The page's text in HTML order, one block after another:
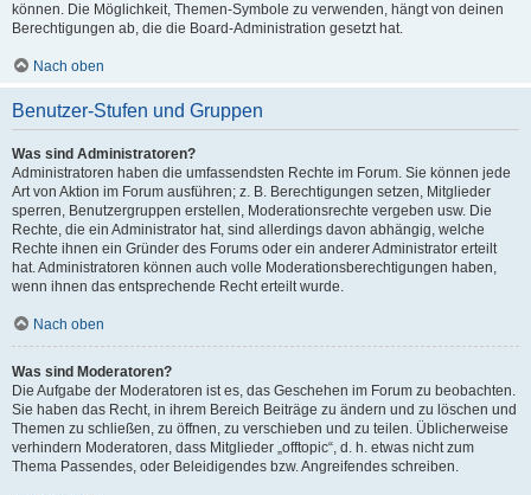
können. Die Möglichkeit, Themen-Symbole zu verwenden, hängt von deinen
Berechtigungen ab, die die Board-Administration gesetzt hat.
Nach oben
Benutzer-Stufen und Gruppen
Was sind Administratoren?
Administratoren haben die umfassendsten Rechte im Forum. Sie können jede
Art von Aktion im Forum ausführen; z. B. Berechtigungen setzen, Mitglieder
sperren, Benutzergruppen erstellen, Moderationsrechte vergeben usw. Die
Rechte, die ein Administrator hat, sind allerdings davon abhängig, welche
Rechte ihnen ein Gründer des Forums oder ein anderer Administrator erteilt
hat. Administratoren können auch volle Moderationsberechtigungen haben,
wenn ihnen das entsprechende Recht erteilt wurde.
Nach oben
Was sind Moderatoren?
Die Aufgabe der Moderatoren ist es, das Geschehen im Forum zu beobachten.
Sie haben das Recht, in ihrem Bereich Beiträge zu ändern und zu löschen und
Themen zu schließen, zu öffnen, zu verschieben und zu teilen. Üblicherweise
verhindern Moderatoren, dass Mitglieder „offtopic“, d. h. etwas nicht zum
Thema Passendes, oder Beleidigendes bzw. Angreifendes schreiben.